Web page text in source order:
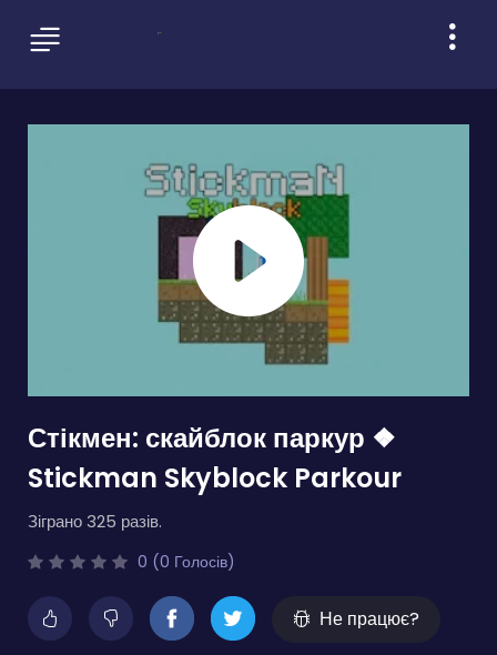
Стікмен: скайблок паркур ❖
Stickman Skyblock Parkour
Зіграно 325 разів.
0 (0 Голосів)
Не працює?